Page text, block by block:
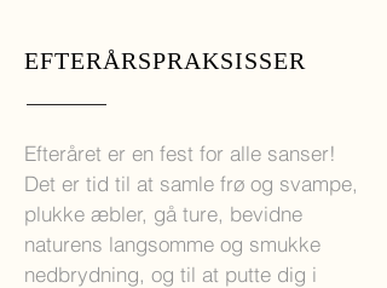
EFTERÅRSPRAKSISSER
Efteråret er en fest for alle sanser!
Det er tid til at samle frø og svampe,
plukke æbler, gå ture, bevidne
naturens langsomme og smukke
nedbrydning, og til at putte dig i